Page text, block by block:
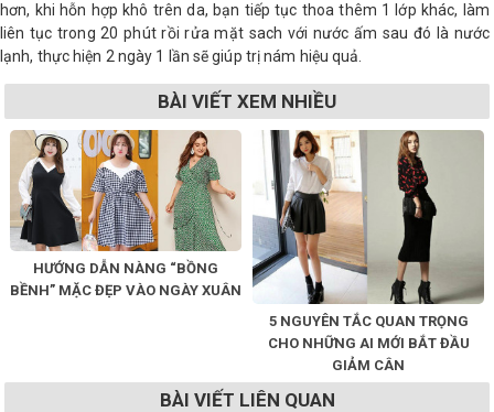
hơn, khi hỗn hợp khô trên da, bạn tiếp tục thoa thêm 1 lớp khác, làm
liên tục trong 20 phút rồi rửa mặt sach với nước ấm sau đó là nước
lạnh, thực hiện 2 ngày 1 lần sẽ giúp trị nám hiệu quả.
BÀI VIẾT XEM NHIỀU
HƯỚNG DẪN NÀNG “BỒNG
BỀNH” MẶC ĐẸP VÀO NGÀY XUÂN
5 NGUYÊN TẮC QUAN TRỌNG
CHO NHỮNG AI MỚI BẮT ĐẦU
GIẢM CÂN
BÀI VIẾT LIÊN QUAN